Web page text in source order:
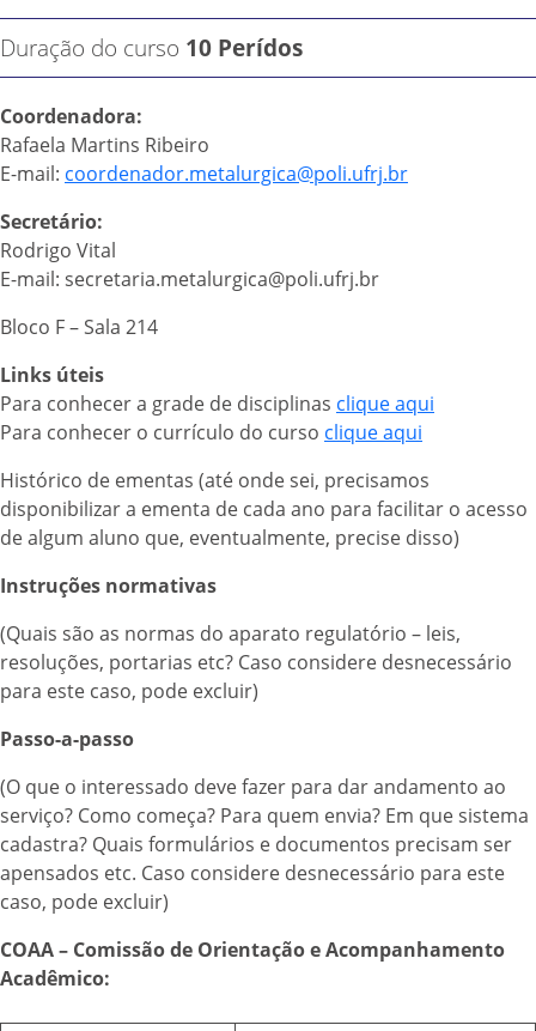
Duração do curso 10 Perídos
Coordenadora:
Rafaela Martins Ribeiro
E-mail: coordenador.metalurgica@poli.ufrj.br
Secretário:
Rodrigo Vital
E-mail: secretaria.metalurgica@poli.ufrj.br
Bloco F – Sala 214
Links úteis
Para conhecer a grade de disciplinas clique aqui
Para conhecer o currículo do curso clique aqui
Histórico de ementas (até onde sei, precisamos
disponibilizar a ementa de cada ano para facilitar o acesso
de algum aluno que, eventualmente, precise disso)
Instruções normativas
(Quais são as normas do aparato regulatório – leis,
resoluções, portarias etc? Caso considere desnecessário
para este caso, pode excluir)
Passo-a-passo
(O que o interessado deve fazer para dar andamento ao
serviço? Como começa? Para quem envia? Em que sistema
cadastra? Quais formulários e documentos precisam ser
apensados etc. Caso considere desnecessário para este
caso, pode excluir)
COAA – Comissão de Orientação e Acompanhamento
Acadêmico: